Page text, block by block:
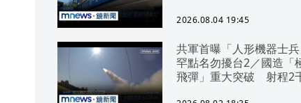
2026.08.04 19:45
共軍首曝「人形機器士
罕點名勿擾台2／國造「
飛彈」重大突破 射程2